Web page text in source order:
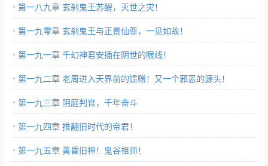
第一八九章 玄刹鬼王苏醒，灭世之灾！
第一九零章 玄刹鬼王与正景仙尊，一见如故！
第一九一章 千幻神君安插在阴世的眼线！
第一九二章 老周进入天界前的馈赠！又一个邪恶的源头！
第一九三章 阴庭判官，千年奋斗
第一九四章 推翻旧时代的帝君！
第一九五章 黄昏旧神！鬼谷祖师！